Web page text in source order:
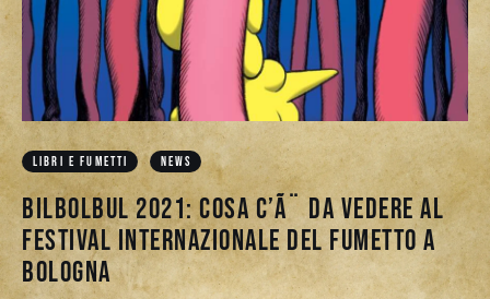
Libri e fumetti
Cercatori
Download
LIBRI E FUMETTI NEWS
Bilbolbul 2021: cosa c’Ã¨ da vedere al
festival internazionale del fumetto a
Bologna